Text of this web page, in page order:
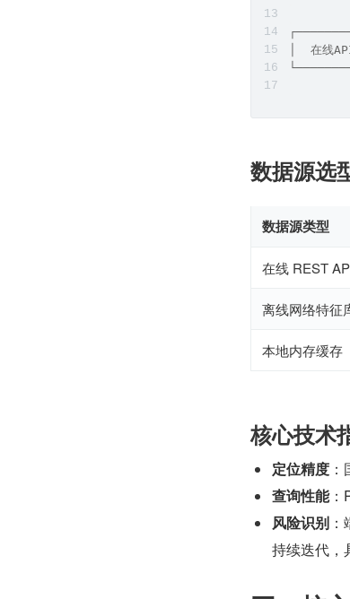
│  在线
数据源选
数据源类型
在线 REST
离线网络特征
本地内存缓存
核心技术
定位精度
查询性能：
风险识别
持续迭代，